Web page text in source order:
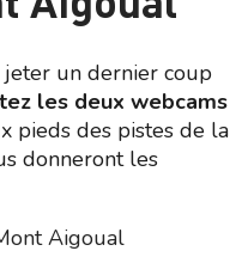
un dernier coup
les deux webcams
pieds des pistes de la
donneront les
Aigoual